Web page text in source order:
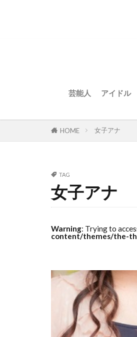
芸能人 アイドル
HOME 女子アナ
TAG
女子アナ
Warning: Trying to
content/themes/the-